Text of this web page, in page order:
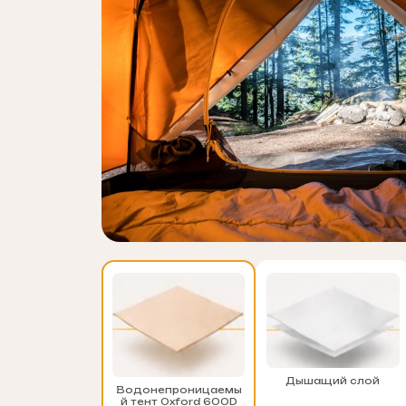
Водонепроницаемы
й тент Oxford 600D
Дышащий слой